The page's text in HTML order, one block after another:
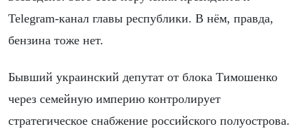
Telegram-канал главы республики. В нём, правда,
бензина тоже нет.
Бывший украинский депутат от блока Тимошенко
через семейную империю контролирует
стратегическое снабжение российского полуострова.